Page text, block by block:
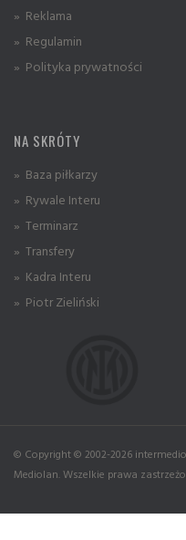
» Reklama
» Regulamin
» Polityka prywatności
NA SKRÓTY
» Baza piłkarzy
» Rywale Interu
» Terminarz
» Transfery
» Kadra Interu
» Piotr Zieliński
© Copyright © 2002-2026
Mediolan. Wszelkie prawa